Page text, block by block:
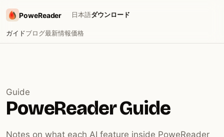
PoweReader
ガイドブログ最新情報価格
日本語ダウンロード
Guide
PoweReader Guide
Notes on what each AI feature inside PoweReader